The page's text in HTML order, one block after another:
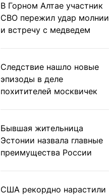
В Горном Алтае участник
СВО пережил удар молнии
и встречу с медведем
Следствие нашло новые
эпизоды в деле
похитителей москвичек
Бывшая жительница
Эстонии назвала главные
преимущества России
США рекордно нарастили